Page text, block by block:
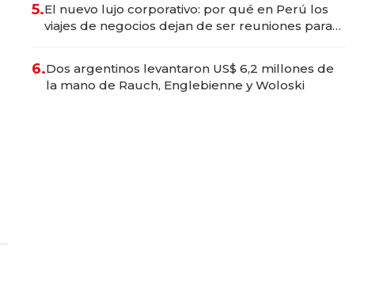
5.El nuevo lujo corporativo: por qué en Perú los
viajes de negocios dejan de ser reuniones para
6.Dos argentinos levantaron US$ 6,2 millones de
la mano de Rauch, Englebienne y Woloski